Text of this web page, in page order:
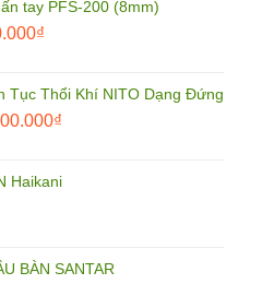
là:
tay PFS-200 (8mm)
₫Giá
là:
1.500.000₫.
Tục Thổi Khí NITO Dạng Đứng
₫Giá
là:
Haikani
BÀN SANTAR